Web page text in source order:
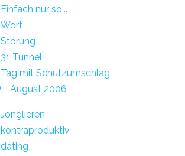
Einfach nur so...
Wort
Störung
31 Tunnel
Tag mit Schutzumschlag
August 2006
Jonglieren
kontraproduktiv
dating